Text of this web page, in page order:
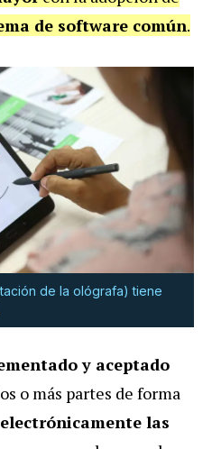
de software común.
de la ológrafa) tiene
y aceptado
o más partes de forma
las